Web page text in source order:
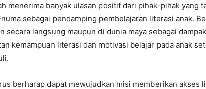
menerima banyak ulasan positif dari pihak-pihak yang
sebagai pendamping pembelajaran literasi anak.
secara langsung maupun di dunia maya sebagai
kemampuan literasi dan motivasi belajar pada anak
berharap dapat mewujudkan misi memberikan akses